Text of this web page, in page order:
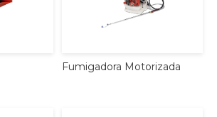
Fumigadora Motorizada